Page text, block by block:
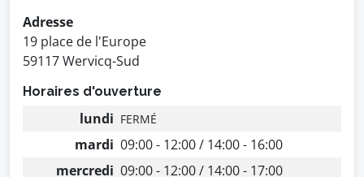
Adresse
19 place de l'Europe
59117 Wervicq-Sud
Horaires d'ouverture
lundi FERMÉ
mardi 09:00 - 12:00 / 14:00 - 16:00
mercredi 09:00 - 12:00 / 14:00 - 17:00